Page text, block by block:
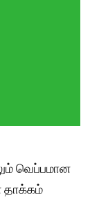
வெப்பமான
தாக்கம்